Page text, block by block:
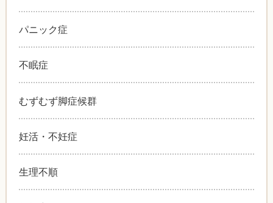
パニック症
不眠症
むずむず脚症候群
妊活・不妊症
生理不順